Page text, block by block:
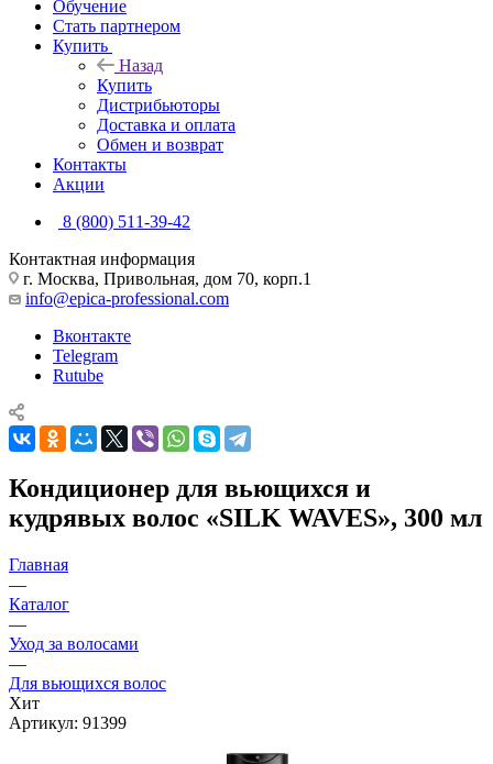
Обучение
Стать партнером
Купить
Назад
Купить
Дистрибьюторы
Доставка и оплата
Обмен и возврат
Контакты
Акции
8 (800) 511-39-42
Контактная информация
г. Москва, Привольная, дом 70, корп.1
info@epica-professional.com
Вконтакте
Telegram
Rutube
Кондиционер для вьющихся и
кудрявых волос «SILK WAVES», 300 мл
Главная
—
Каталог
—
Уход за волосами
—
Для вьющихся волос
Хит
Артикул: 91399